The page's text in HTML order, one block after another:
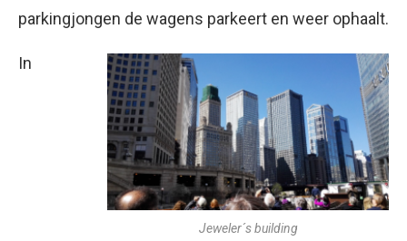
parkingjongen de wagens parkeert en weer ophaalt.
Jeweler´s building
In